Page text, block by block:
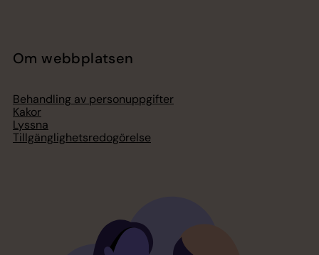
Om webbplatsen
Behandling av personuppgifter
Kakor
Lyssna
Tillgänglighetsredogörelse